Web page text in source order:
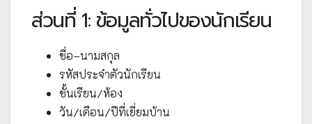
ส่วนที่ 1: ข้อมูลทั่วไปของนักเรียน
ชื่อ–นามสกุล
รหัสประจำตัวนักเรียน
ชั้นเรียน/ห้อง
วัน/เดือน/ปีที่เยี่ยมบ้าน